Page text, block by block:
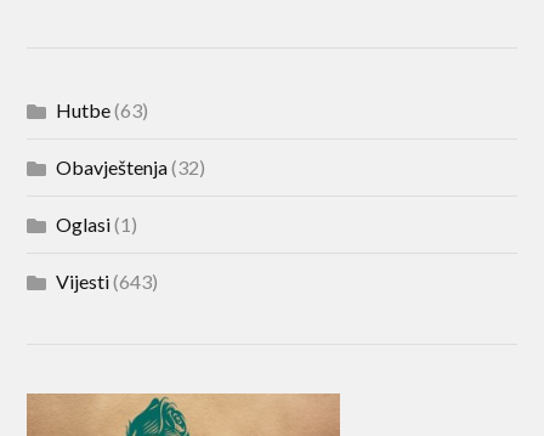
Hutbe(63)
Obavještenja(32)
Oglasi(1)
Vijesti(643)